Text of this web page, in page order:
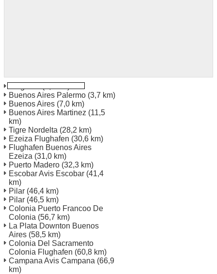
Buenos Aires Palermo (3,7 km)
Buenos Aires (7,0 km)
Buenos Aires Martinez (11,5
km)
Tigre Nordelta (28,2 km)
Ezeiza Flughafen (30,6 km)
Flughafen Buenos Aires
Ezeiza (31,0 km)
Puerto Madero (32,3 km)
Escobar Avis Escobar (41,4
km)
Pilar (46,4 km)
Pilar (46,5 km)
Colonia Puerto Francoo De
Colonia (56,7 km)
La Plata Downton Buenos
Aires (58,5 km)
Colonia Del Sacramento
Colonia Flughafen (60,8 km)
Campana Avis Campana (66,9
km)